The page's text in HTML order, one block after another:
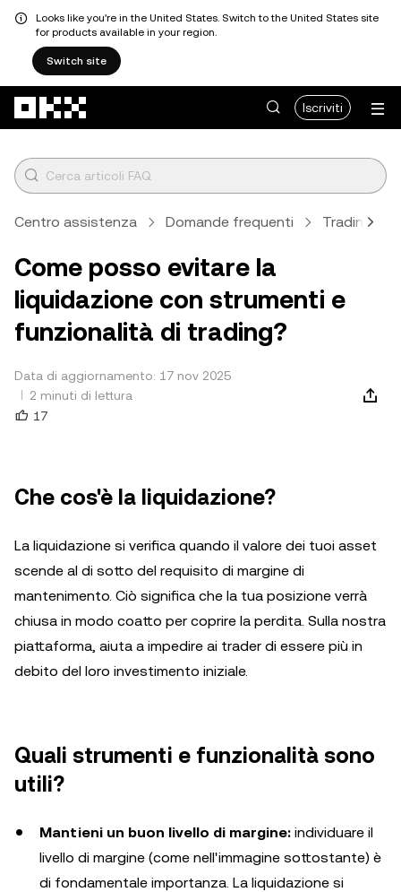
Looks like you're in the United States. Switch to the United States site
for products available in your region.
Switch site
Iscriviti
Centro assistenza Domande frequenti Trading
Come posso evitare la
liquidazione con strumenti e
funzionalità di trading?
Data di aggiornamento: 17 nov 2025
2 minuti di lettura
17
Che cos'è la liquidazione?
La liquidazione si verifica quando il valore dei tuoi asset
scende al di sotto del requisito di margine di
mantenimento. Ciò significa che la tua posizione verrà
chiusa in modo coatto per coprire la perdita. Sulla nostra
piattaforma, aiuta a impedire ai trader di essere più in
debito del loro investimento iniziale.
Quali strumenti e funzionalità sono
utili?
Mantieni un buon livello di margine: individuare il
livello di margine (come nell'immagine sottostante) è
di fondamentale importanza. La liquidazione si